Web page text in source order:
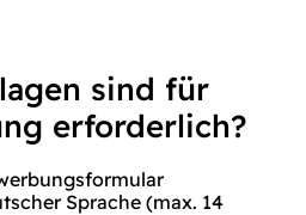
sind für
erforderlich?
Sprache (max. 14